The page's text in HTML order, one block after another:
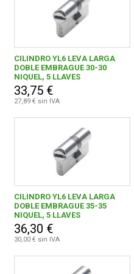
CILINDRO YL6 LEVA LARGA
DOBLE EMBRAGUE 30-30
NIQUEL, 5 LLAVES
33,75 €
27,89 € sin IVA
CILINDRO YL6 LEVA LARGA
DOBLE EMBRAGUE 35-35
NIQUEL, 5 LLAVES
36,30 €
30,00 € sin IVA